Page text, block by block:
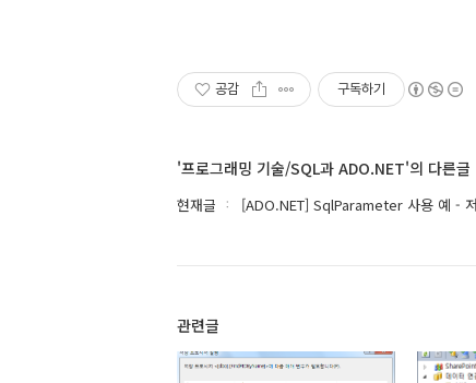
공감 구독하기
'프로그래밍 기술/SQL과 ADO.NET'의 다른글
현재글 [ADO.NET] SqlParameter 사용 예 -
관련글